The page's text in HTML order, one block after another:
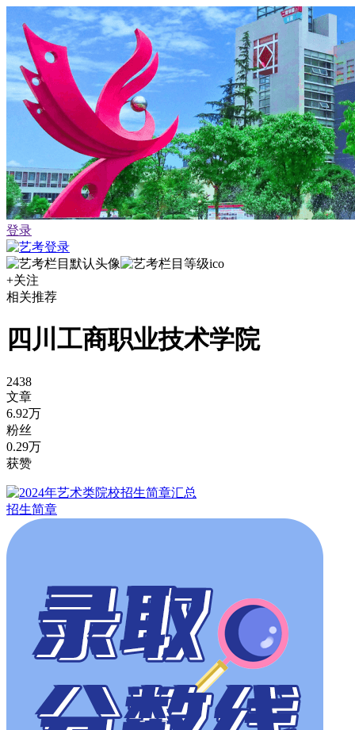
登录
+关注
相关推荐
四川工商职业技术学院
2438
文章
6.92万
粉丝
0.29万
获赞
招生简章